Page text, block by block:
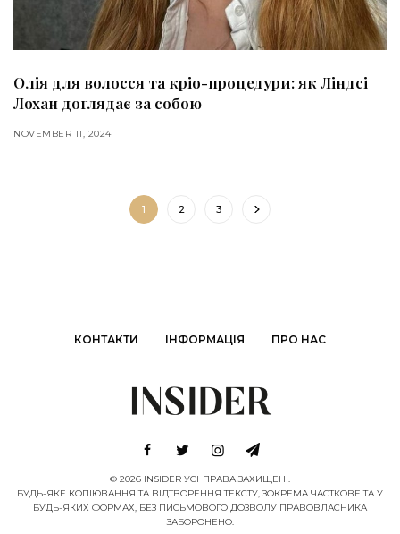
Олія для волосся та кріо-процедури: як Ліндсі
Лохан доглядає за собою
NOVEMBER 11, 2024
1 2 3
КОНТАКТИ ІНФОРМАЦІЯ ПРО НАС
© 2026 INSIDER УСІ ПРАВА ЗАХИЩЕНІ.
БУДЬ-ЯКЕ КОПІЮВАННЯ ТА ВІДТВОРЕННЯ ТЕКСТУ, ЗОКРЕМА ЧАСТКОВЕ ТА У
БУДЬ-ЯКИХ ФОРМАХ, БЕЗ ПИСЬМОВОГО ДОЗВОЛУ ПРАВОВЛАСНИКА
ЗАБОРОНЕНО.